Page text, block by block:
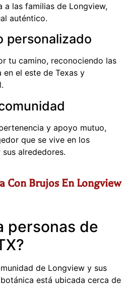
a las familias de Longview,
auténtico.
personalizado
tu camino, reconociendo las
en el este de Texas y
y apoyo mutuo,
que se vive en los
alrededores.
Con Brujos En Longview
personas de
de Longview y sus
está ubicada cerca de